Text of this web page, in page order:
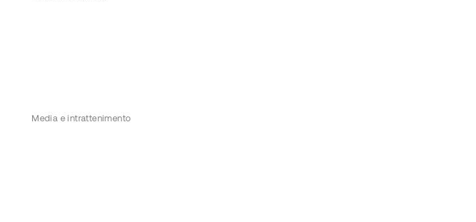
Media e intrattenimento